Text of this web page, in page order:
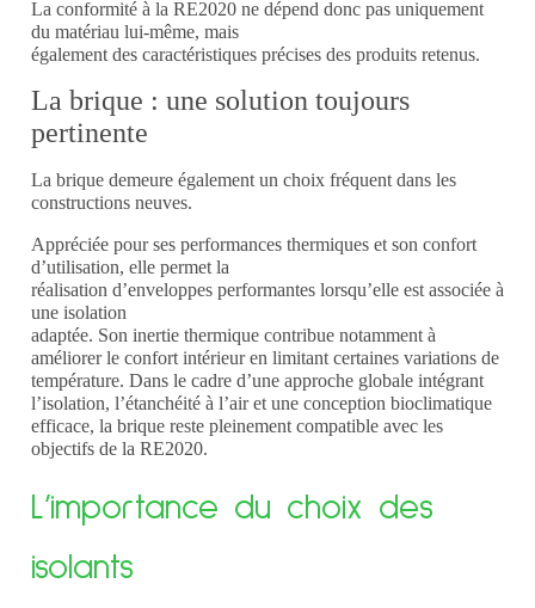
La conformité à la RE2020 ne dépend donc pas uniquement
du matériau lui-même, mais
également des caractéristiques précises des produits retenus.
La brique : une solution toujours
pertinente
La brique demeure également un choix fréquent dans les
constructions neuves.
Appréciée pour ses performances thermiques et son confort
d’utilisation, elle permet la
réalisation d’enveloppes performantes lorsqu’elle est associée à
une isolation
adaptée. Son inertie thermique contribue notamment à
améliorer le confort intérieur en limitant certaines variations de
température. Dans le cadre d’une approche globale intégrant
l’isolation, l’étanchéité à l’air et une conception bioclimatique
efficace, la brique reste pleinement compatible avec les
objectifs de la RE2020.
L’importance du choix des
isolants